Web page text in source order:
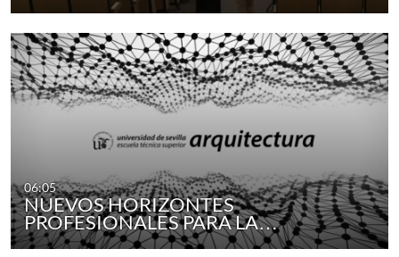
06:05
NUEVOS HORIZONTES
PROFESIONALES PARA LA…